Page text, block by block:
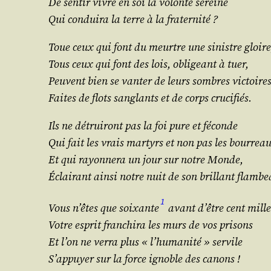
Qui condui­ra la terre à la fraternité ?
Toue ceux qui font du meurtre une sinistre
Tous ceux qui font des lois, obli­geant à tuer,
Peuvent bien se van­ter de leurs sombres victoires
Faites de flots san­glants et de corps crucifiés.
Ils ne détrui­ront pas la foi pure et féconde
Qui fait les vrais mar­tyrs et non pas les
Et qui rayon­ne­ra un jour sur notre Monde,
Éclai­rant ain­si notre nuit de son brillant
Vous n’êtes que soixante1 avant d’être cent
Votre esprit fran­chi­ra les murs de vos prisons
Et l’on ne ver­ra plus « l’humanité » servile
S’appuyer sur la force ignoble des canons !